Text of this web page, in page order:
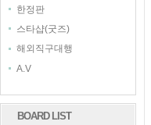
한정판
스타샵(굿즈)
해외직구대행
A.V
BOARD LIST